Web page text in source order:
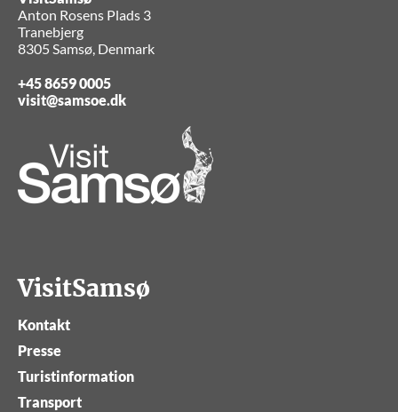
Anton Rosens Plads 3
Tranebjerg
8305 Samsø, Denmark
+45 8659 0005
visit@samsoe.dk
VisitSamsø
Kontakt
Presse
Turistinformation
Transport